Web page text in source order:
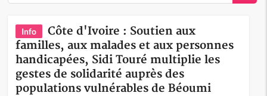
Info
Côte d'Ivoire : Soutien aux
familles, aux malades et aux personnes
handicapées, Sidi Touré multiplie les
gestes de solidarité auprès des
populations vulnérables de Béoumi